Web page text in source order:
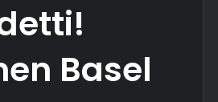
Basel